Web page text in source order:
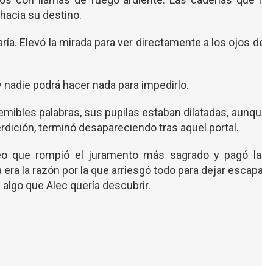
su destino.
Elevó la mirada para ver directamente a los ojos
podrá hacer nada para impedirlo.
palabras, sus pupilas estaban dilatadas,
terminó desapareciendo tras aquel portal.
que rompió el juramento más sagrado y pagó
la razón por la que arriesgó todo para dejar
que Alec quería descubrir.